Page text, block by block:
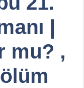
|
mu? ,